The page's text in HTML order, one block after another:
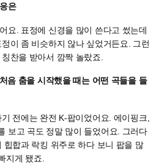
은
요. 표정에 신경을 많이 쓴다고 썼는데
이 좀 비슷하지 않나 싶었거든요. 그런
찬을 받아서 깜짝 놀랐죠.
음 춤을 시작했을 때는 어떤 곡들을 들
전에는 완전 K-팝이었어요. 에이핑크,
보고 곡도 정말 많이 들었어요. 그러다
힙합과 락킹 위주로 하다 보니 팝을 많
지게 됐죠.